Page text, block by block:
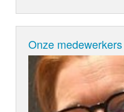
Onze medewerkers